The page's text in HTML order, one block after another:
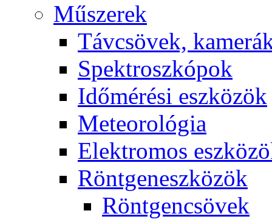
Mű­sze­rek
Táv­csö­vek,
Spekt­rosz­kó­pok
Idő­mé­ré­si esz­kö­zök
Me­te­o­ro­ló­gia
Elekt­ro­mos
Rönt­gen­esz­kö­zök
Rönt­gen­csö­vek